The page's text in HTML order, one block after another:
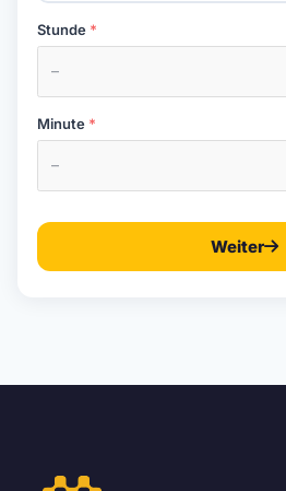
Stunde
–
Minute
–
Weiter